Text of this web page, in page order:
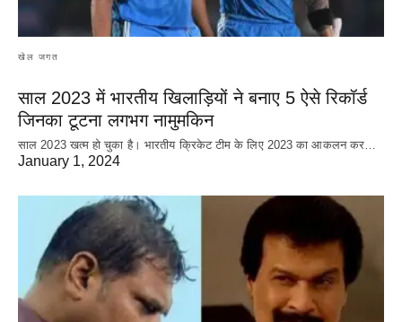
खेल जगत
साल 2023 में भारतीय खिलाड़ियों ने बनाए 5 ऐसे रिकॉर्ड
जिनका टूटना लगभग नामुमकिन
साल 2023 खत्म हो चुका है। भारतीय क्रिकेट‌ टीम के लिए 2023 का आकलन कर…
January 1, 2024